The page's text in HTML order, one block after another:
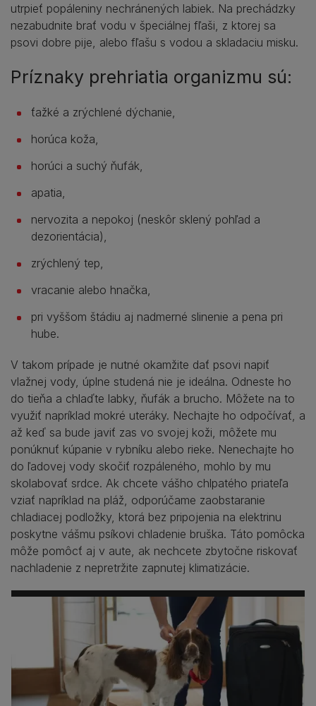
utrpieť popáleniny nechránených labiek. Na prechádzky
nezabudnite brať vodu v špeciálnej fľaši, z ktorej sa
psovi dobre pije, alebo fľašu s vodou a skladaciu misku.
Príznaky prehriatia organizmu sú:
ťažké a zrýchlené dýchanie,
horúca koža,
horúci a suchý ňufák,
apatia,
nervozita a nepokoj (neskôr sklený pohľad a
dezorientácia),
zrýchlený tep,
vracanie alebo hnačka,
pri vyššom štádiu aj nadmerné slinenie a pena pri
hube.
V takom prípade je nutné okamžite dať psovi napiť
vlažnej vody, úplne studená nie je ideálna. Odneste ho
do tieňa a chlaďte labky, ňufák a brucho. Môžete na to
využiť napríklad mokré uteráky. Nechajte ho odpočívať, a
až keď sa bude javiť zas vo svojej koži, môžete mu
ponúknuť kúpanie v rybníku alebo rieke. Nenechajte ho
do ľadovej vody skočiť rozpáleného, mohlo by mu
skolabovať srdce. Ak chcete vášho chlpatého priateľa
vziať napríklad na pláž, odporúčame zaobstaranie
chladiacej podložky, ktorá bez pripojenia na elektrinu
poskytne vášmu psíkovi chladenie bruška. Táto pomôcka
môže pomôcť aj v aute, ak nechcete zbytočne riskovať
nachladenie z nepretržite zapnutej klimatizácie.